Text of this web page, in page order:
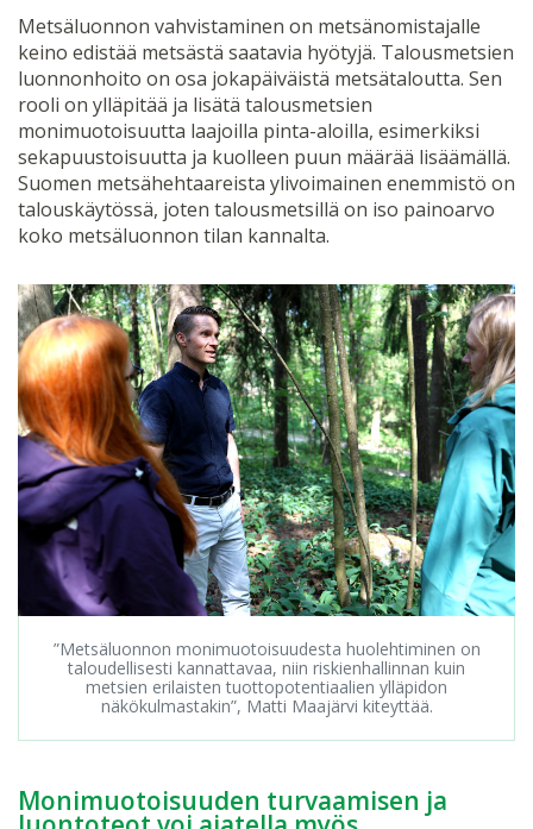
Metsäluonnon vahvistaminen on metsänomistajalle
keino edistää metsästä saatavia hyötyjä. Talousmetsien
luonnonhoito on osa jokapäiväistä metsätaloutta. Sen
rooli on ylläpitää ja lisätä talousmetsien
monimuotoisuutta laajoilla pinta-aloilla, esimerkiksi
sekapuustoisuutta ja kuolleen puun määrää lisäämällä.
Suomen metsähehtaareista ylivoimainen enemmistö on
talouskäytössä, joten talousmetsillä on iso painoarvo
koko metsäluonnon tilan kannalta.
”Metsäluonnon monimuotoisuudesta huolehtiminen on
taloudellisesti kannattavaa, niin riskienhallinnan kuin
metsien erilaisten tuottopotentiaalien ylläpidon
näkökulmastakin”, Matti Maajärvi kiteyttää.
Monimuotoisuuden turvaamisen ja